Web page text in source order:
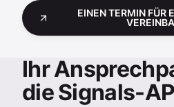
EINEN TERMIN FÜR
Ihr
die Signals-